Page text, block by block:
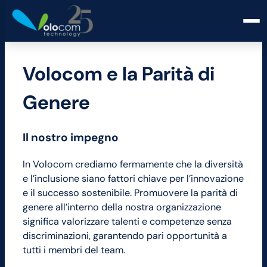
Volocom e la Parità di
Genere
Il nostro impegno
In Volocom crediamo fermamente che la diversità
e l’inclusione siano fattori chiave per l’innovazione
e il successo sostenibile. Promuovere la parità di
genere all’interno della nostra organizzazione
significa valorizzare talenti e competenze senza
discriminazioni, garantendo pari opportunità a
tutti i membri del team.